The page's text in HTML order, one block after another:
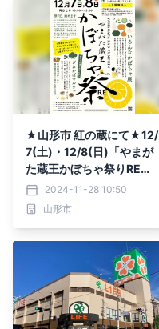
★山形市 紅の蔵にて★12/
7(土)・12/8(日)「やまが
た蔵王かぼちゃ祭りRE」
開催！2024-11-28 10:50
山形市